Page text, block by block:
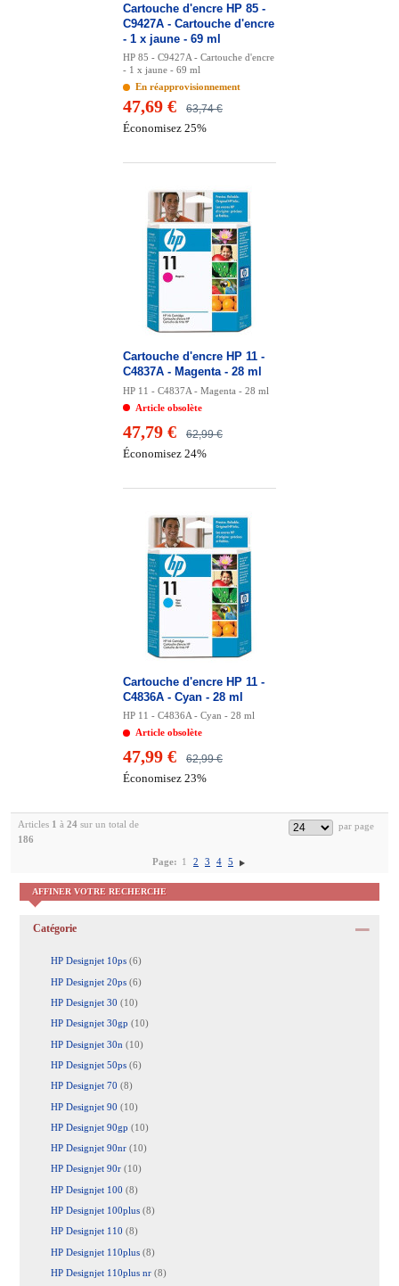
AFFINER VOTRE RECHERCHE
Catégorie
HP Designjet 10ps (6)
HP Designjet 20ps (6)
HP Designjet 30 (10)
HP Designjet 30gp (10)
HP Designjet 30n (10)
HP Designjet 50ps (6)
HP Designjet 70 (8)
HP Designjet 90 (10)
HP Designjet 90gp (10)
HP Designjet 90nr (10)
HP Designjet 90r (10)
HP Designjet 100 (8)
HP Designjet 100plus (8)
HP Designjet 110 (8)
HP Designjet 110plus (8)
HP Designjet 110plus nr (8)
Cartouche d'encre HP 85 -
C9427A - Cartouche d'encre
- 1 x jaune - 69 ml
HP 85 - C9427A - Cartouche d'encre
- 1 x jaune - 69 ml
En réapprovisionnement
63,74 €
47,69 €
Économisez 25%
Cartouche d'encre HP 11 -
C4837A - Magenta - 28 ml
HP 11 - C4837A - Magenta - 28 ml
Article obsolète
62,99 €
47,79 €
Économisez 24%
Cartouche d'encre HP 11 -
C4836A - Cyan - 28 ml
HP 11 - C4836A - Cyan - 28 ml
Article obsolète
62,99 €
47,99 €
Économisez 23%
Articles 1 à 24 sur un total de
186
Page: 1 2 3 4 5